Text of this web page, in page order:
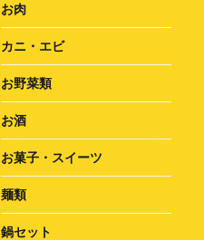
お肉
カニ・エビ
お野菜類
お酒
お菓子・スイーツ
麺類
鍋セット